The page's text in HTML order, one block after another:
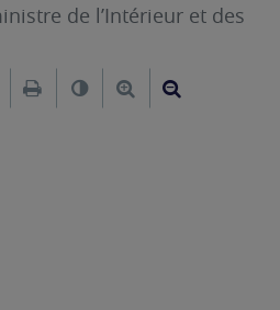
de l’Intérieur et des
Facebook
sur Twitter
Envoyer par e-mail
ImprimerChanger leAgrandir le